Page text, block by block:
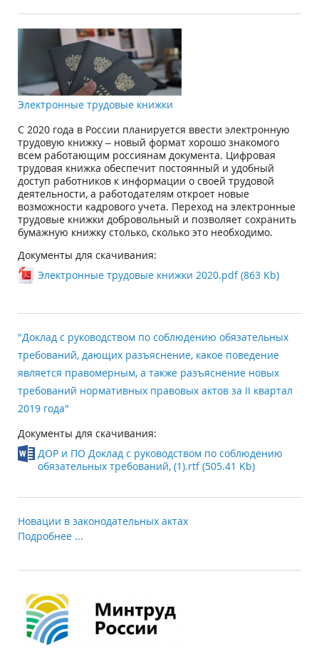
Электронные трудовые книжки
С 2020 года в России планируется ввести электронную
трудовую книжку – новый формат хорошо знакомого
всем работающим россиянам документа. Цифровая
трудовая книжка обеспечит постоянный и удобный
доступ работников к информации о своей трудовой
деятельности, а работодателям откроет новые
возможности кадрового учета. Переход на электронные
трудовые книжки добровольный и позволяет сохранить
бумажную книжку столько, сколько это необходимо.
Документы для скачивания:
Электронные трудовые книжки 2020.pdf (863 Kb)
"Доклад с руководством по соблюдению обязательных
требований, дающих разъяснение, какое поведение
является правомерным, а также разъяснение новых
требований нормативных правовых актов за II квартал
2019 года"
Документы для скачивания:
ДОР и ПО Доклад с руководством по соблюдению
обязательных требований, (1).rtf (505.41 Kb)
Новации в законодательных актах
Подробнее ...